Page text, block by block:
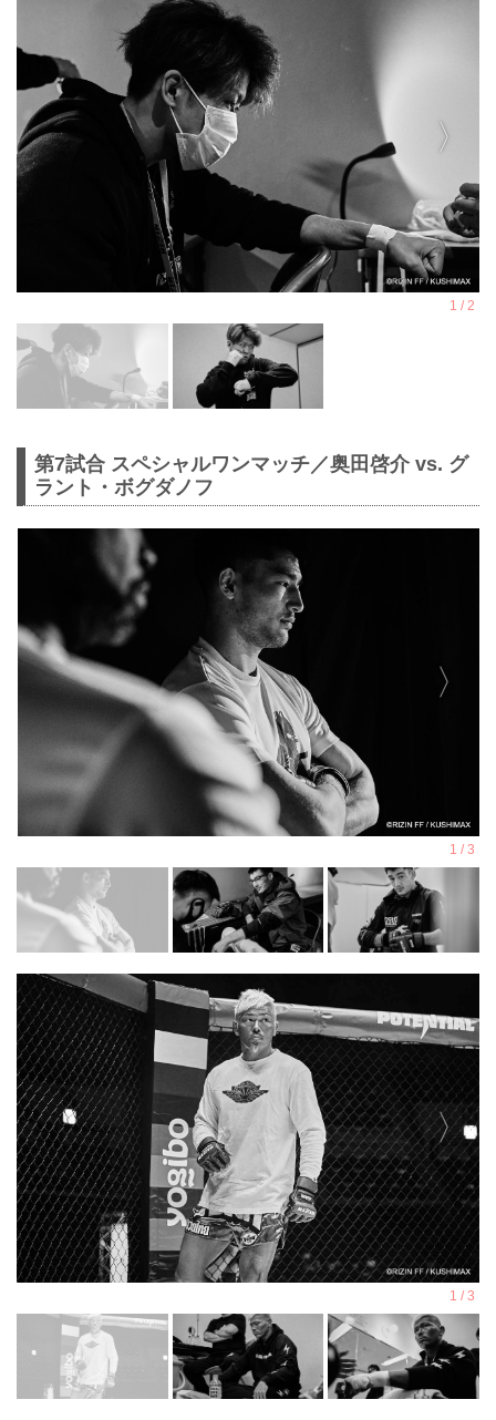
第7試合 スペシャルワンマッチ／奥田啓介 vs. グ
ラント・ボグダノフ